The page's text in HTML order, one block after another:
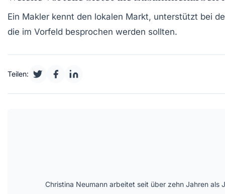
Ein Makler kennt den lokalen Markt, unterstützt bei
die im Vorfeld besprochen werden sollten.
Teilen:
Christina Neumann arbeitet seit über zehn Jahren als